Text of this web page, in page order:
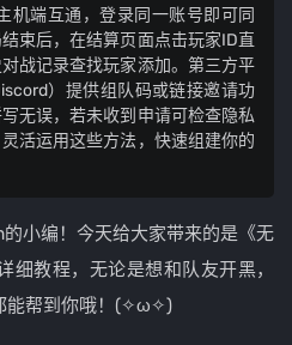
机端互通，登录同一账号即可同
束后，在结算页面点击玩家ID直
战记录查找玩家添加。第三方平
）提供组队码或链接邀请功
无误，若未收到申请可检查隐私
活运用这些方法，快速组建你的
小编！今天给大家带来的是《无
细教程，无论是想和队友开黑，
能帮到你哦！(✧ω✧)